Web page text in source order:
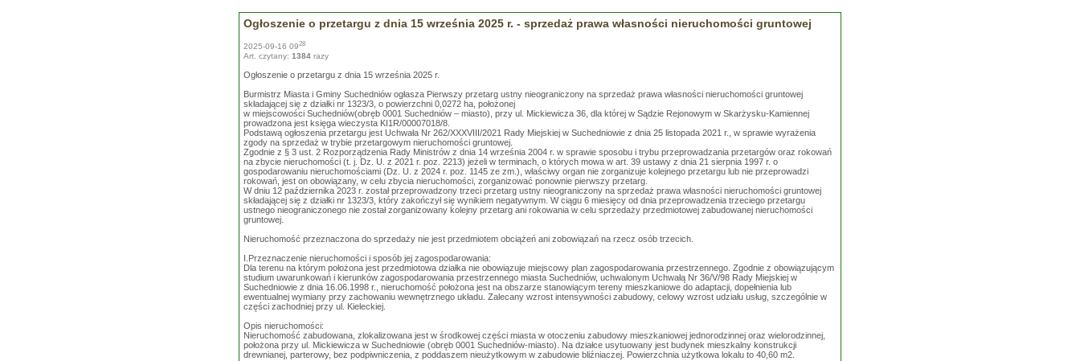
Ogłoszenie o przetargu z dnia 15 września 2025 r. - sprzedaż prawa własności nieruchomości gruntowej
2025-09-16 0928
Art. czytany: 1384 razy
Ogłoszenie o przetargu z dnia 15 września 2025 r.
Burmistrz Miasta i Gminy Suchedniów ogłasza Pierwszy przetarg ustny nieograniczony na sprzedaż prawa własności nieruchomości gruntowej
składającej się z działki nr 1323/3, o powierzchni 0,0272 ha, położonej
w miejscowości Suchedniów(obręb 0001 Suchedniów – miasto), przy ul. Mickiewicza 36, dla której w Sądzie Rejonowym w Skarżysku-Kamiennej
prowadzona jest księga wieczysta KI1R/00007018/8.
Podstawą ogłoszenia przetargu jest Uchwała Nr 262/XXXVIII/2021 Rady Miejskiej w Suchedniowie z dnia 25 listopada 2021 r., w sprawie wyrażenia
zgody na sprzedaż w trybie przetargowym nieruchomości gruntowej.
Zgodnie z § 3 ust. 2 Rozporządzenia Rady Ministrów z dnia 14 września 2004 r. w sprawie sposobu i trybu przeprowadzania przetargów oraz rokowań
na zbycie nieruchomości (t. j. Dz. U. z 2021 r. poz. 2213) jeżeli w terminach, o których mowa w art. 39 ustawy z dnia 21 sierpnia 1997 r. o
gospodarowaniu nieruchomościami (Dz. U. z 2024 r. poz. 1145 ze zm.), właściwy organ nie zorganizuje kolejnego przetargu lub nie przeprowadzi
rokowań, jest on obowiązany, w celu zbycia nieruchomości, zorganizować ponownie pierwszy przetarg.
W dniu 12 października 2023 r. został przeprowadzony trzeci przetarg ustny nieograniczony na sprzedaż prawa własności nieruchomości gruntowej
składającej się z działki nr 1323/3, który zakończył się wynikiem negatywnym. W ciągu 6 miesięcy od dnia przeprowadzenia trzeciego przetargu
ustnego nieograniczonego nie został zorganizowany kolejny przetarg ani rokowania w celu sprzedaży przedmiotowej zabudowanej nieruchomości
gruntowej.
Nieruchomość przeznaczona do sprzedaży nie jest przedmiotem obciążeń ani zobowiązań na rzecz osób trzecich.
I.Przeznaczenie nieruchomości i sposób jej zagospodarowania:
Dla terenu na którym położona jest przedmiotowa działka nie obowiązuje miejscowy plan zagospodarowania przestrzennego. Zgodnie z obowiązującym
studium uwarunkowań i kierunków zagospodarowania przestrzennego miasta Suchedniów, uchwalonym Uchwałą Nr 36/V/98 Rady Miejskiej w
Suchedniowie z dnia 16.06.1998 r., nieruchomość położona jest na obszarze stanowiącym tereny mieszkaniowe do adaptacji, dopełnienia lub
ewentualnej wymiany przy zachowaniu wewnętrznego układu. Zalecany wzrost intensywności zabudowy, celowy wzrost udziału usług, szczególnie w
części zachodniej przy ul. Kieleckiej.
Opis nieruchomości:
Nieruchomość zabudowana, zlokalizowana jest w środkowej części miasta w otoczeniu zabudowy mieszkaniowej jednorodzinnej oraz wielorodzinnej,
położona przy ul. Mickiewicza w Suchedniowie (obręb 0001 Suchedniów-miasto). Na działce usytuowany jest budynek mieszkalny konstrukcji
drewnianej, parterowy, bez podpiwniczenia, z poddaszem nieużytkowym w zabudowie bliźniaczej. Powierzchnia użytkowa lokalu to 40,60 m2.